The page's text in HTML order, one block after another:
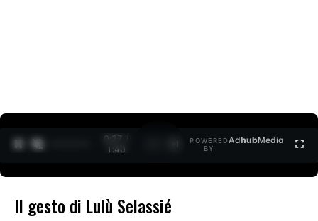
0:27 /
1:40
POWERED
BY
AdhubMedia
Il gesto di Lulù Selassié